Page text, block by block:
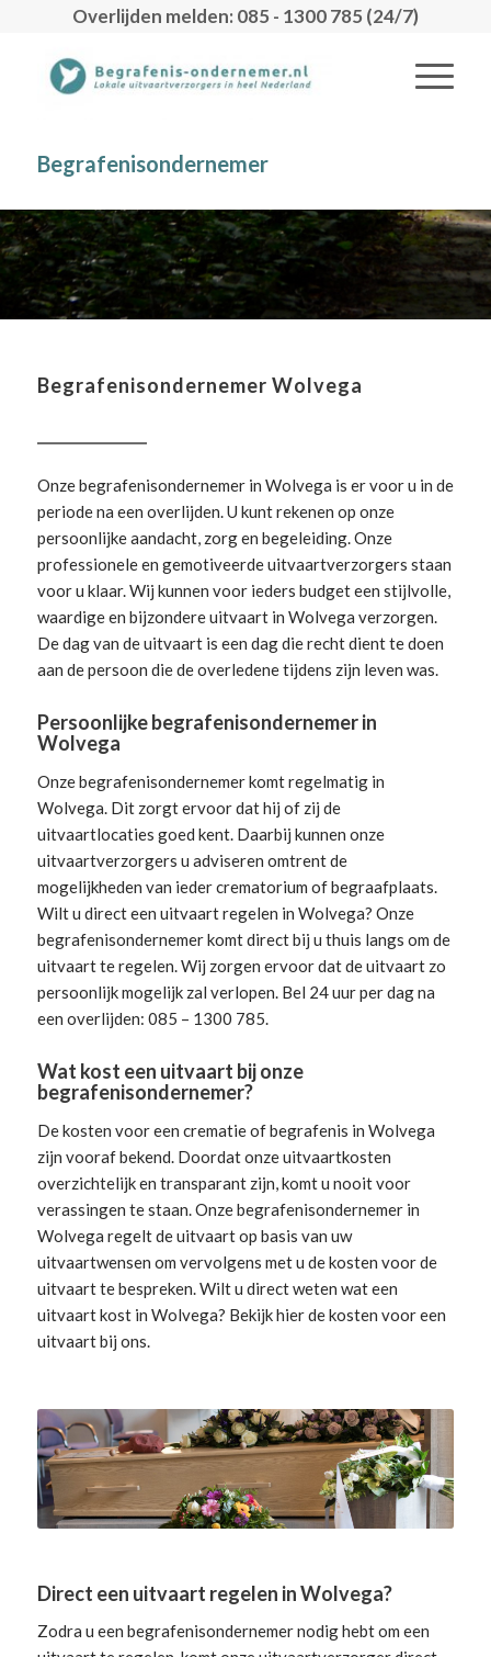
Overlijden melden: 085 - 1300 785 (24/7)
Begrafenisondernemer
Begrafenisondernemer Wolvega
Onze begrafenisondernemer in Wolvega is er voor u in de
periode na een overlijden. U kunt rekenen op onze
persoonlijke aandacht, zorg en begeleiding.Onze
professionele en gemotiveerde uitvaartverzorgers staan
voor u klaar. Wij kunnen voor ieders budget een stijlvolle,
waardige en bijzondere uitvaart in Wolvega verzorgen.
De dag van de uitvaart is een dag die recht dient te doen
aan de persoon die de overledene tijdens zijn leven was.
Persoonlijke begrafenisondernemer in
Wolvega
Onze begrafenisondernemer komt regelmatig in
Wolvega. Dit zorgt ervoor dat hij of zij de
uitvaartlocaties goed kent. Daarbij kunnen onze
uitvaartverzorgers u adviseren omtrent de
mogelijkheden van ieder crematorium of begraafplaats.
Wilt u direct een uitvaart regelen in Wolvega? Onze
begrafenisondernemer komt direct bij u thuis langs om de
uitvaart te regelen. Wij zorgen ervoor dat de uitvaart zo
persoonlijk mogelijk zal verlopen. Bel 24 uur per dag na
een overlijden: 085 – 1300 785.
Wat kost een uitvaart bij onze
begrafenisondernemer?
De kosten voor een crematie of begrafenis in Wolvega
zijn vooraf bekend. Doordat onze uitvaartkosten
overzichtelijk en transparant zijn, komt u nooit voor
verassingen te staan. Onze begrafenisondernemer in
Wolvega regelt de uitvaartop basis van uw
uitvaartwensen om vervolgens met u de kosten voor de
uitvaart te bespreken. Wilt u direct weten wat een
uitvaart kost in Wolvega? Bekijk hier dekosten voor een
uitvaartbij ons.
Direct een uitvaart regelen in Wolvega?
Zodra u een begrafenisondernemer nodig hebt om een